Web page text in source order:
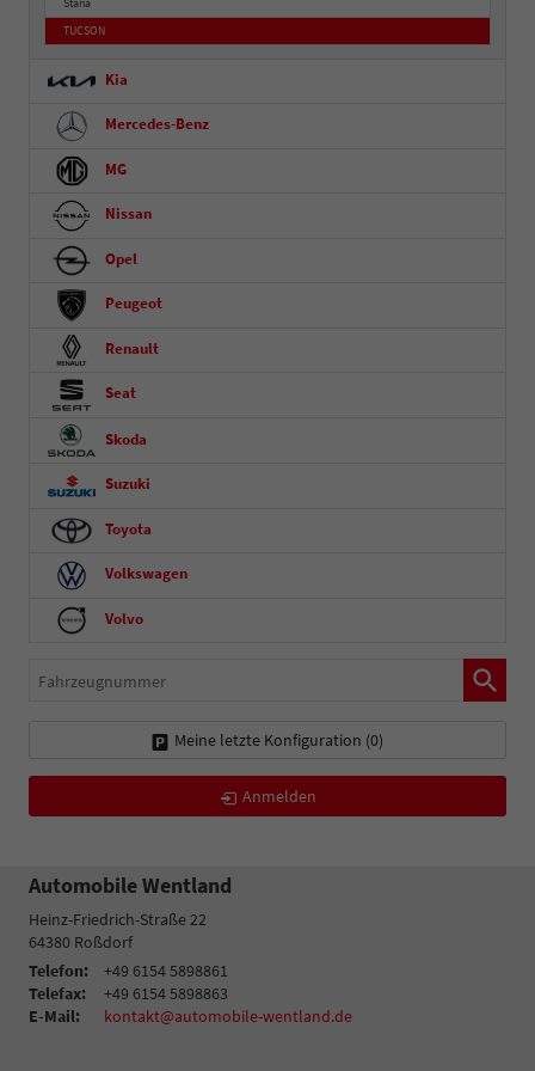
TUCSON
Kia
Mercedes-Benz
MG
Nissan
Opel
Peugeot
Renault
Seat
Skoda
Suzuki
Toyota
Volkswagen
Volvo
Fahrzeugnummer
Meine letzte Konfiguration (0)
Anmelden
Automobile Wentland
Heinz-Friedrich-Straße 22
64380 Roßdorf
Telefon:
+49 6154 5898861
Telefax:
+49 6154 5898863
E-Mail:
kontakt@automobile-wentland.de